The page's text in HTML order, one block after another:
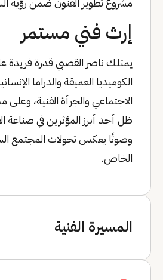
إرث فني مستمر
يمتلك ناصر القصبي قدرة فريدة
الكوميديا العميقة والدراما
الاجتماعي والجرأة الفنية، وعلى
ظل أحد أبرز المؤثرين في صناعة
وصوتًا يعكس تحولات المجتمع
الخاص.
المسيرة الفنية